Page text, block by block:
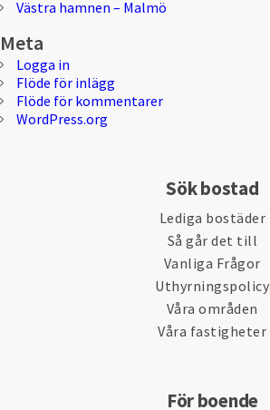
Västra hamnen – Malmö
Meta
Logga in
Flöde för inlägg
Flöde för kommentarer
WordPress.org
Sök bostad
Lediga bostäder
Så går det till
Vanliga Frågor
Uthyrningspolicy
Våra områden
Våra fastigheter
För boende